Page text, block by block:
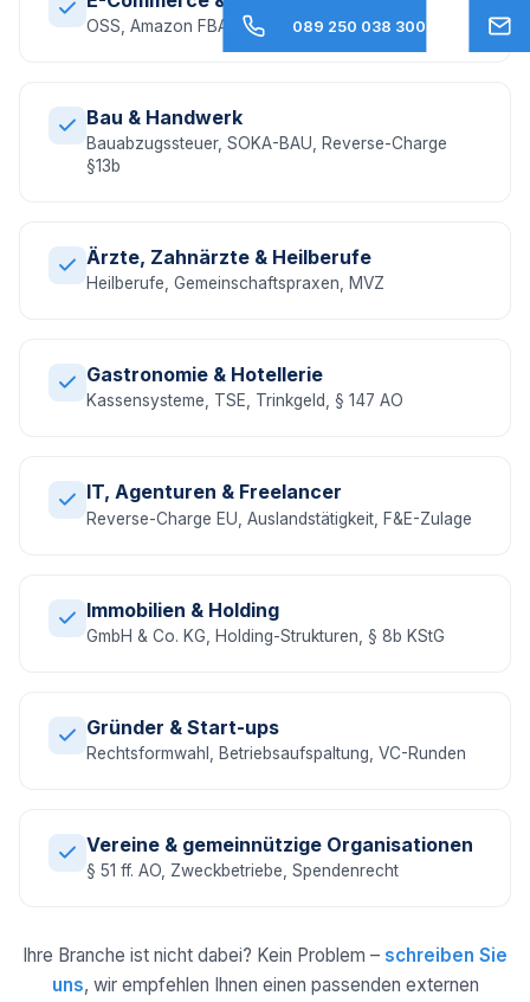
OSS, Amazon FBA, EU-Umsatzsteuer, DAC7
Bau & Handwerk
Bauabzugssteuer, SOKA-BAU, Reverse-Charge
§13b
Ärzte, Zahnärzte & Heilberufe
Heilberufe, Gemeinschaftspraxen, MVZ
Gastronomie & Hotellerie
Kassensysteme, TSE, Trinkgeld, § 147 AO
IT, Agenturen & Freelancer
Reverse-Charge EU, Auslandstätigkeit, F&E-Zulage
Immobilien & Holding
GmbH & Co. KG, Holding-Strukturen, § 8b KStG
Gründer & Start-ups
Rechtsformwahl, Betriebsaufspaltung, VC-Runden
Vereine & gemeinnützige Organisationen
§ 51 ff. AO, Zweckbetriebe, Spendenrecht
Ihre Branche ist nicht dabei? Kein Problem – schreiben Sie
uns, wir empfehlen Ihnen einen passenden externen
089 250 038 300